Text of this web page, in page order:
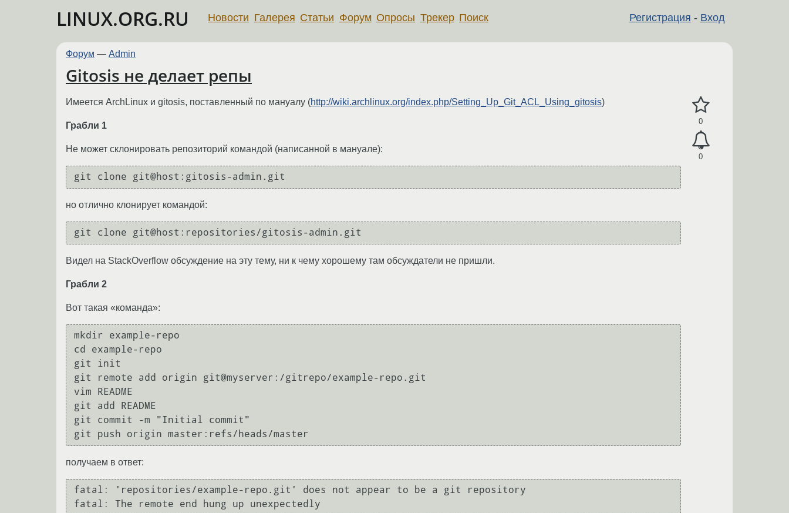
LINUX.ORG.RU Регистрация - Вход
Новости Галерея Статьи Форум Опросы Трекер Поиск
Форум — Admin
Gitosis не делает репы
0
0
Имеется ArchLinux и gitosis, поставленный по мануалу (http://wiki.archlinux.org/index.php/Setting_Up_Git_ACL_Using_gitosis)
Грабли 1
Не может склонировать репозиторий командой (написанной в мануале):
git clone git@host:gitosis-admin.git
но отлично клонирует командой:
git clone git@host:repositories/gitosis-admin.git
Видел на StackOverflow обсуждение на эту тему, ни к чему хорошему там обсуждатели не пришли.
Грабли 2
Вот такая «команда»:
mkdir example-repo
cd example-repo
git init
git remote add origin git@myserver:/gitrepo/example-repo.git
vim README
git add README
git commit -m "Initial commit"
получаем в ответ:
fatal: 'repositories/example-repo.git' does not appear to be a git repository